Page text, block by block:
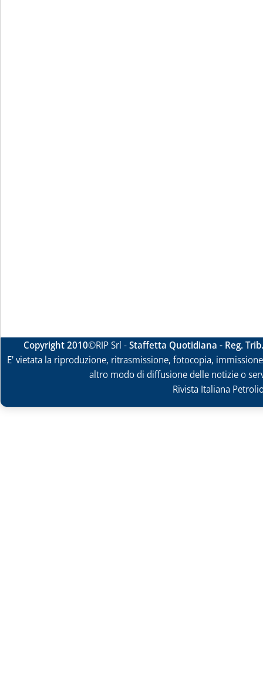
Copyright 2010©RIP Srl -Staffetta Quotidiana - Reg.
E' vietata la riproduzione, ritrasmissione, fotocopia,
altro modo di diffusione delle notizie o
Rivista Italiana